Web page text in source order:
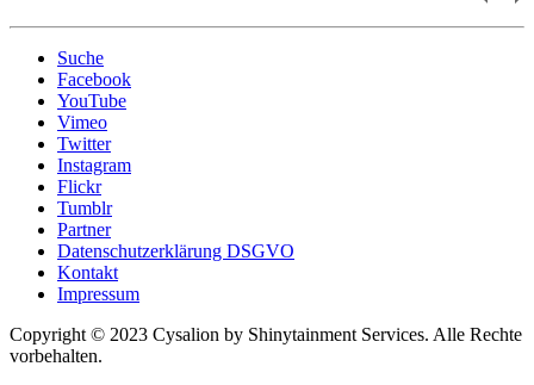
Suche
Facebook
YouTube
Vimeo
Twitter
Instagram
Flickr
Tumblr
Partner
Datenschutzerklärung DSGVO
Kontakt
Impressum
Copyright © 2023 Cysalion by Shinytainment Services. Alle Rechte
vorbehalten.